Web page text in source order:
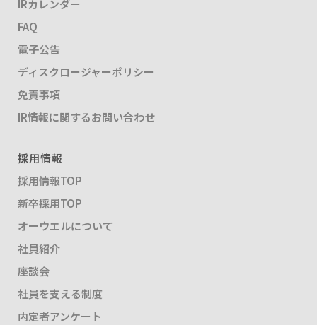
IRカレンダー
FAQ
電子公告
ディスクロージャーポリシー
免責事項
IR情報に関するお問い合わせ
採用情報
採用情報TOP
新卒採用TOP
オーウエルについて
社員紹介
座談会
社員を支える制度
内定者アンケート